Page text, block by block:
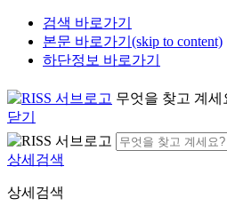
검색 바로가기
본문 바로가기(skip to content)
하단정보 바로가기
무엇을 찾고 계세
닫기
상세검색
상세검색